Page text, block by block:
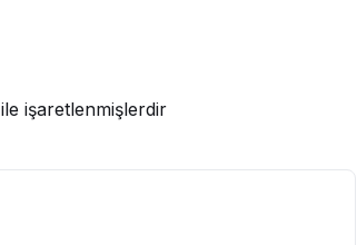
ile işaretlenmişlerdir